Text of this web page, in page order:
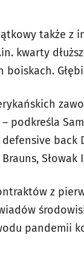
także z
kwarty
podkreśla
defensive
z
pandemii